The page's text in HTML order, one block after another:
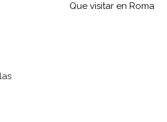
Que visitar en Roma